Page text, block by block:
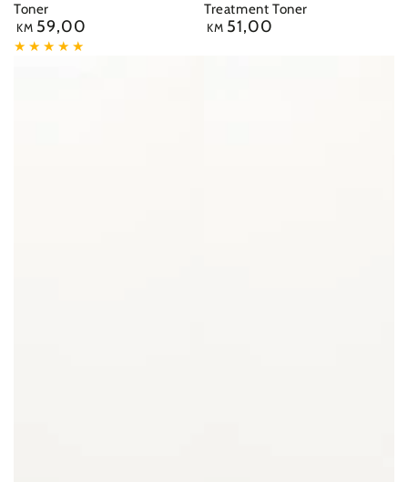
Toner
Redovna
cijena
KM 59,00
Treatment Toner
Redovna
KM 51,00